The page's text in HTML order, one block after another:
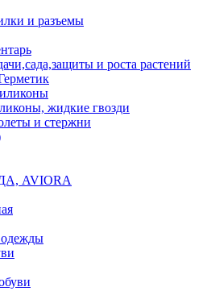
и разъемы
и роста растений
жидкие гвозди
и стержни
AVIORA
одежды